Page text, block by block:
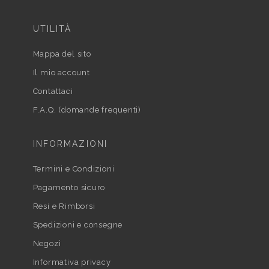
UTILITÀ
Mappa del sito
Il mio account
Contattaci
F.A.Q. (domande frequenti)
INFORMAZIONI
Termini e Condizioni
Pagamento sicuro
Resi e Rimborsi
Spedizioni e consegne
Negozi
Informativa privacy